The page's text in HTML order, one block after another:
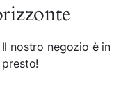
nostro negozio è in